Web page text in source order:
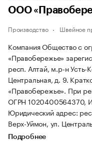
ООО
Производство Швейное
Компания Общество с
«Правобережье»
респ. Алтай, м.р-н Усть-
Центральная, д. 9.
«Правобережье». При
ОГРН 1020400564370,
Юридический адрес:
Верх-Уймон, ул.
Подробнее